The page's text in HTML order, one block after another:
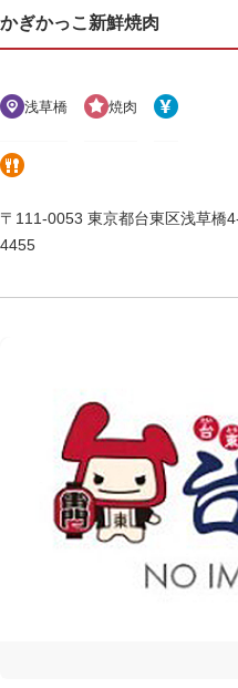
かぎかっこ新鮮焼肉
浅草橋 焼肉
〒111-0053 東京都台東区浅草橋
4455